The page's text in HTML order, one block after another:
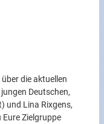
die aktuellen
Deutschen,
und Lina Rixgens,
Zielgruppe